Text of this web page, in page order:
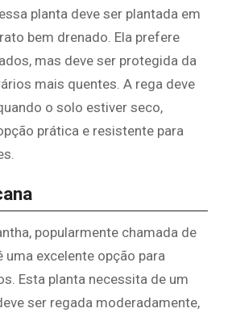
planta deve ser plantada em
bem drenado. Ela prefere
mas deve ser protegida da
mais quentes. A rega deve
o solo estiver seco,
prática e resistente para
popularmente chamada de
uma excelente opção para
Esta planta necessita de um
ser regada moderadamente,